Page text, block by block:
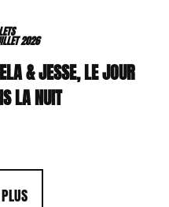
2026
& JESSE, LE JOUR
LA NUIT